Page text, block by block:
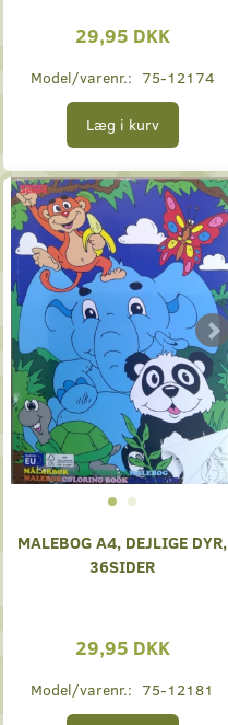
29,95 DKK
Model/varenr.: 75-12174
Læg i kurv
MALEBOG A4, DEJLIGE DYR,
36SIDER
29,95 DKK
Model/varenr.: 75-12181